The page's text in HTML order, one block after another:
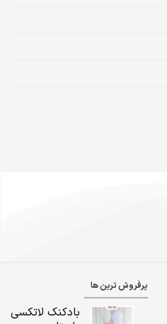
پرفروش ترین ها
بادکنک لاتکسی